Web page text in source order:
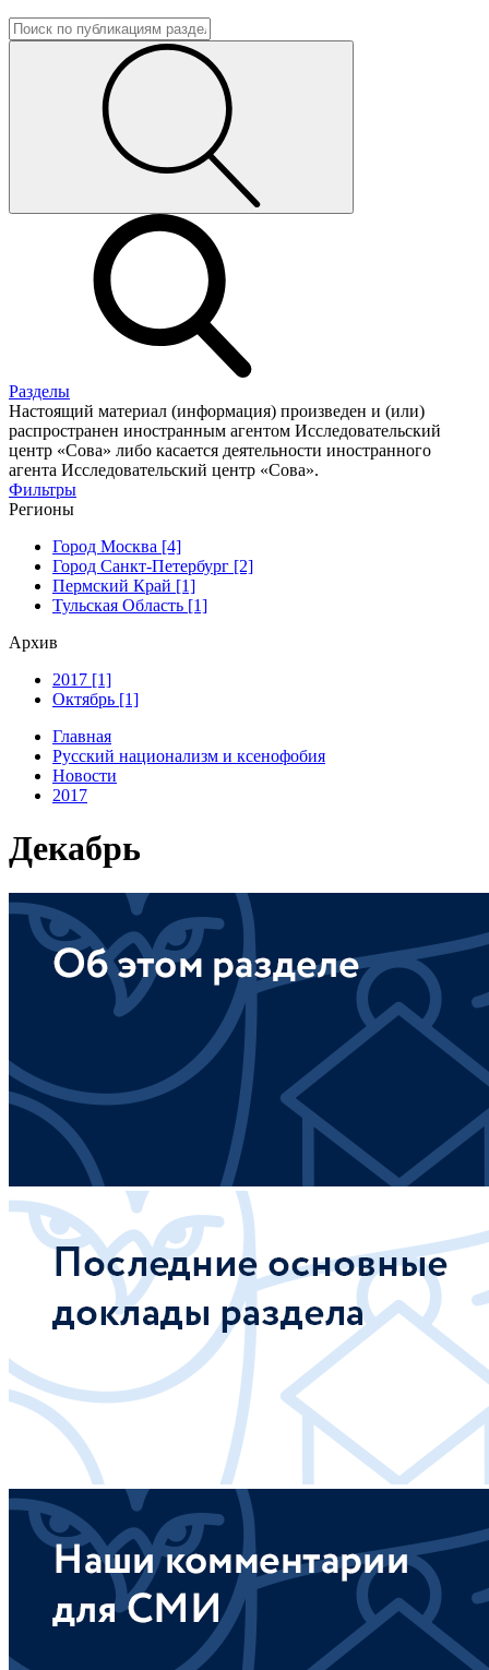
Разделы
Настоящий материал (информация) произведен и (или)
распространен иностранным агентом Исследовательский
центр «Сова» либо касается деятельности иностранного
агента Исследовательский центр «Сова».
Фильтры
Регионы
Город Москва [4]
Город Санкт-Петербург [2]
Пермский Край [1]
Тульская Область [1]
Архив
2017 [1]
Октябрь [1]
Главная
Русский национализм и ксенофобия
Новости
2017
Декабрь